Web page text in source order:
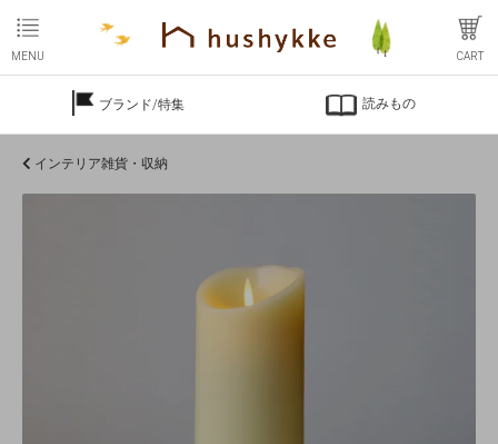
MENU CART
ブランド/特集 読みもの
インテリア雑貨・収納